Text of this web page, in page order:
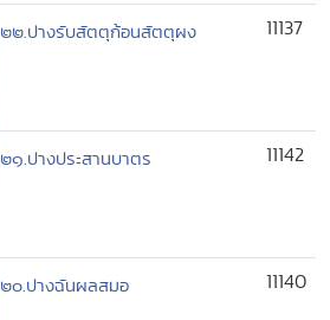
๒๒.ปางรับสัตตุก้อนสัตตุผง 11137
๒๑.ปางประสานบาตร 11142
๒๐.ปางฉันผลสมอ 11140